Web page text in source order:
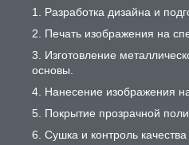
Разработка дизайна и
Печать изображения на
Изготовление
основы.
Нанесение изображения
Покрытие прозрачной
Сушка и контроль качества